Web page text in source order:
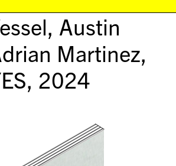
Austin
Martinez,
, 2024